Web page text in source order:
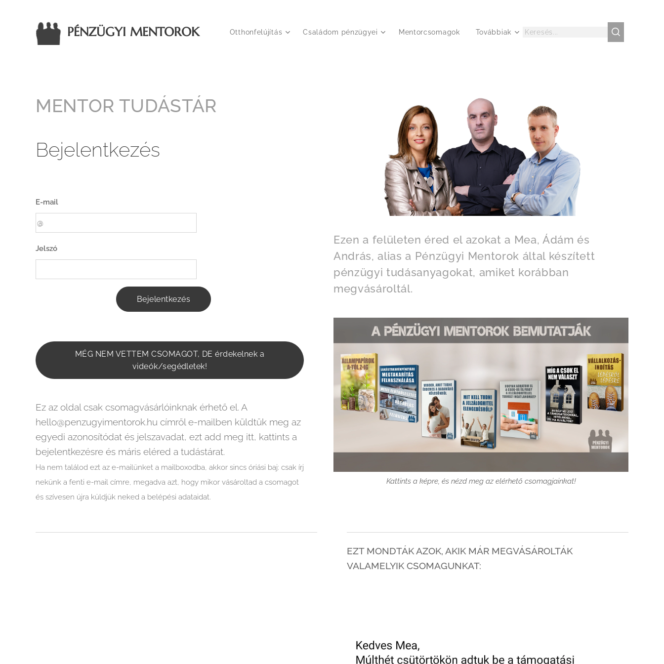
PÉNZÜGYI MENTOROK Otthonfelújítás Családom pénzügyei Mentorcsomagok Továbbiak
MENTOR TUDÁSTÁR
Bejelentkezés
E-mail
Jelszó
Bejelentkezés
MÉG NEM VETTEM CSOMAGOT, DE érdekelnek a
videók/segédletek!
Ez az oldal csak csomagvásárlóinknak érhető el. A
hello@penzugyimentorok.hu címről e-mailben küldtük meg az
egyedi azonosítódat és jelszavadat, ezt add meg itt, kattints a
bejelentkezésre és máris eléred a tudástárat.
Ha nem találod ezt az e-mailünket a mailboxodba, akkor sincs óriási baj: csak írj
nekünk a fenti e-mail címre, megadva azt, hogy mikor vásároltad a csomagot
és szívesen újra küldjük neked a belépési adataidat.
Ezen a felületen éred el azokat a Mea, Ádám és
András, alias a Pénzügyi Mentorok által készített
pénzügyi tudásanyagokat, amiket korábban
megvásároltál.
Kattints a képre, és nézd meg az elérhető csomagjainkat!
EZT MONDTÁK AZOK, AKIK MÁR MEGVÁSÁROLTÁK
VALAMELYIK CSOMAGUNKAT: